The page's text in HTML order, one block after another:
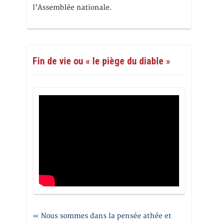
l’Assemblée nationale.
Fin de vie ou « le piège du diable »
« Nous sommes dans la pensée athée et